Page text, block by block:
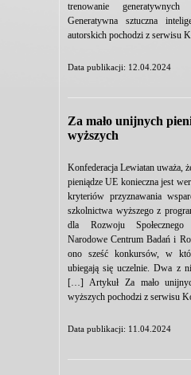
trenowanie
Generatywna sztuczna
autorskich pochodzi z serwisu
Data publikacji: 12.04.2024
Za mało unijnych
wyższych
Konfederacja Lewiatan uważa,
pieniądze UE konieczna jest
kryteriów przyznawania
szkolnictwa wyższego z
dla Rozwoju
Narodowe Centrum Badań i
ono sześć konkursów, w
ubiegają się uczelnie. Dwa z
[…] Artykuł Za mało
wyższych pochodzi z serwisu
Data publikacji: 11.04.2024